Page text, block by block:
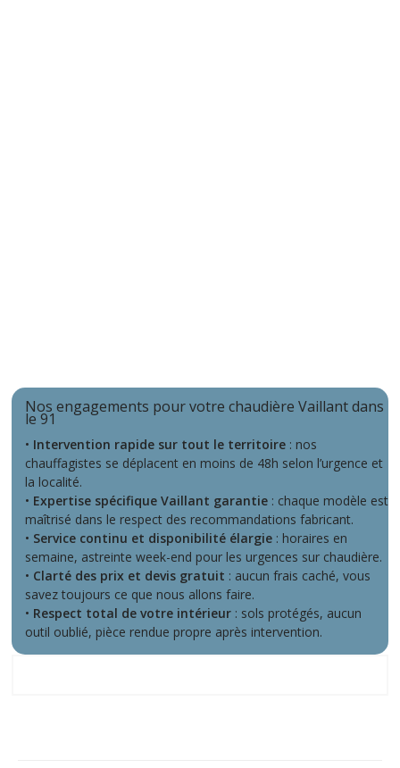
Nos engagements pour votre chaudière Vaillant dans
le 91
• Intervention rapide sur tout le territoire : nos
chauffagistes se déplacent en moins de 48h selon l’urgence et
la localité.
• Expertise spécifique Vaillant garantie : chaque modèle est
maîtrisé dans le respect des recommandations fabricant.
• Service continu et disponibilité élargie : horaires en
semaine, astreinte week-end pour les urgences sur chaudière.
• Clarté des prix et devis gratuit : aucun frais caché, vous
savez toujours ce que nous allons faire.
• Respect total de votre intérieur : sols protégés, aucun
outil oublié, pièce rendue propre après intervention.